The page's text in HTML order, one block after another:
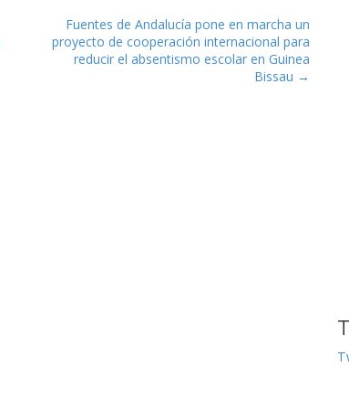
Fuentes de Andalucía pone en marcha un
proyecto de cooperación internacional para
reducir el absentismo escolar en Guinea
Bissau →